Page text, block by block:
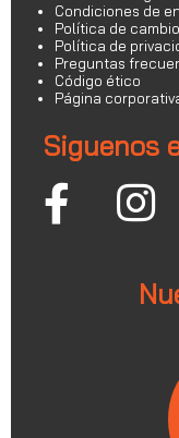
Condiciones de
Política de
Política de
Preguntas
Código ético
Página
Siguenos